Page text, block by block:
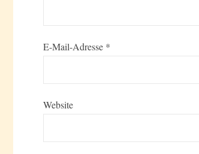
E-Mail-Adresse *
Website